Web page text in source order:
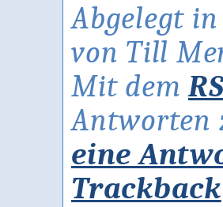
Abgelegt
von Till
Mit dem
Antworten
eine
Trackback